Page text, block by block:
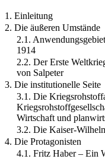
1. Einleitung
2. Die äußeren Umstände
2.1.
1914
2.2. Der Erste
von Salpeter
3. Die institutionelle Seite
3.1. Die
Wirtschaft und
3.2. Die Kaiser-
4. Die Protagonisten
4.1. Fritz Haber – Ein